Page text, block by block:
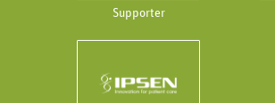
Supporter